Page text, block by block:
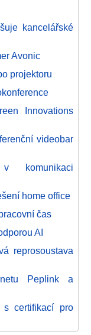
kancelářské
Avonic
projektoru
Innovations
videobar
komunikaci
home office
čas
AI
reprosoustava
Peplink a
s certifikací pro